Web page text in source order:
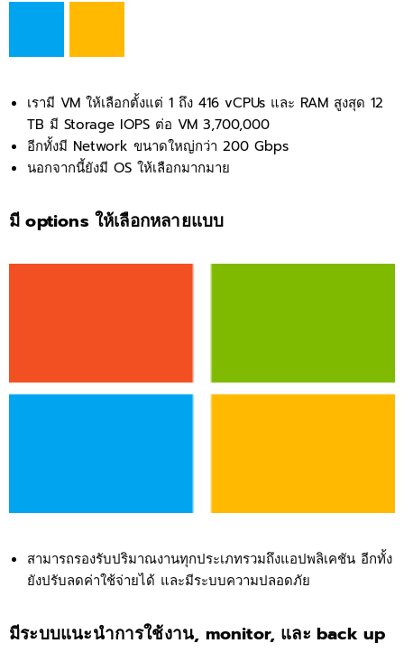
เรามี VM ให้เลือกตั้งแต่ 1 ถึง 416 vCPUs และ RAM สูงสุด 12
TB มี Storage IOPS ต่อ VM 3,700,000
อีกทั้งมี Network ขนาดใหญ่กว่า 200 Gbps
นอกจากนี้ยังมี OS ให้เลือกมากมาย
มี options ให้เลือกหลายแบบ
สามารถรองรับปริมาณงานทุกประเภทรวมถึงแอปพลิเคชัน อีกทั้ง
ยังปรับลดค่าใช้จ่ายได้ และมีระบบความปลอดภัย
มีระบบแนะนำการใช้งาน, monitor, และ back up